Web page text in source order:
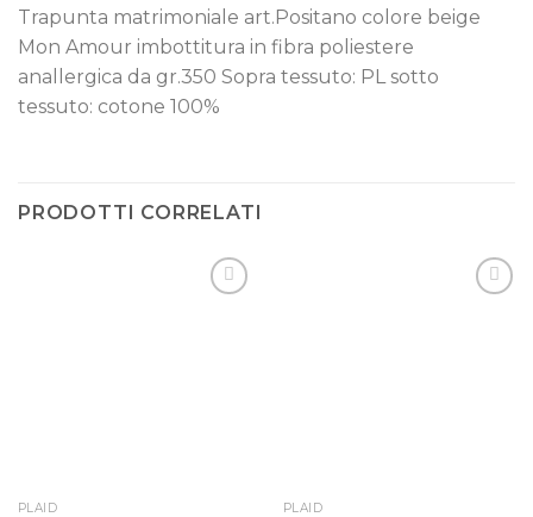
Trapunta matrimoniale art.Positano colore beige
Mon Amour imbottitura in fibra poliestere
anallergica da gr.350 Sopra tessuto: PL sotto
tessuto: cotone 100%
PRODOTTI CORRELATI
PLAID PLAID